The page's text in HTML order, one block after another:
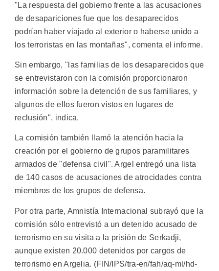
"La respuesta del gobierno frente a las acusaciones
de desapariciones fue que los desaparecidos
podrían haber viajado al exterior o haberse unido a
los terroristas en las montañas", comenta el informe.
Sin embargo, "las familias de los desaparecidos que
se entrevistaron con la comisión proporcionaron
información sobre la detención de sus familiares, y
algunos de ellos fueron vistos en lugares de
reclusión", indica.
La comisión también llamó la atención hacia la
creación por el gobierno de grupos paramilitares
armados de "defensa civil". Argel entregó una lista
de 140 casos de acusaciones de atrocidades contra
miembros de los grupos de defensa.
Por otra parte, Amnistía Internacional subrayó que la
comisión sólo entrevistó a un detenido acusado de
terrorismo en su visita a la prisión de Serkadji,
aunque existen 20.000 detenidos por cargos de
terrorismo en Argelia. (FIN/IPS/tra-en/fah/aq-ml/hd-